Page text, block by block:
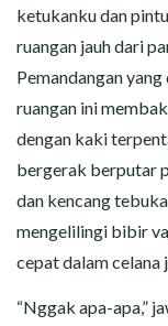
ketukanku dan
ruangan jauh dari
Pemandangan
ruangan ini
dengan kaki
bergerak berputar
dan kencang
mengelilingi bibir
cepat dalam celana
“Nggak apa-apa,”